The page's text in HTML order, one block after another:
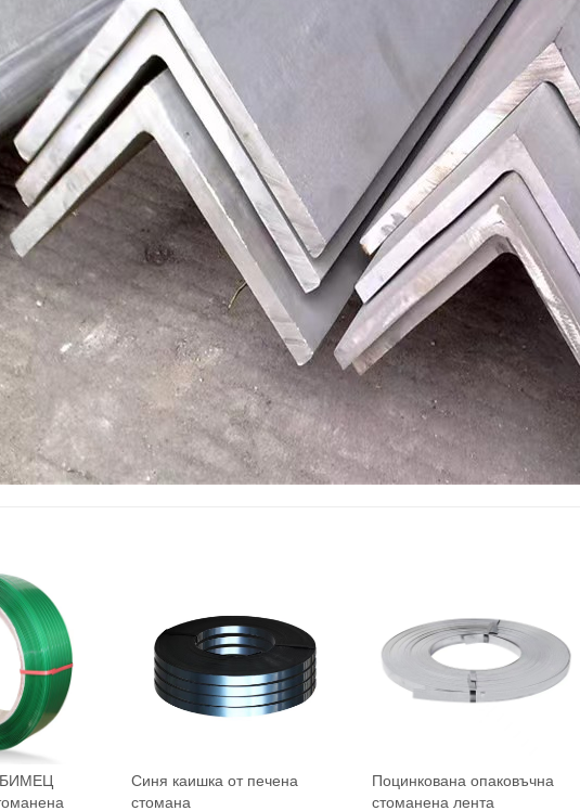
Синя каишка от печена
стомана
Поцинкована опаковъчна
стоманена лента